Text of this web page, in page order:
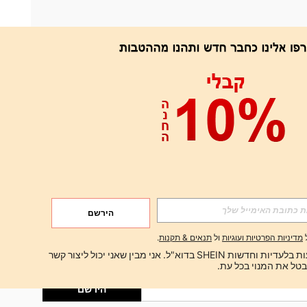
אפליקציה
הירשם
הירשם
הירשם
הירשם
מדיניות הפרטיות ועוגיות ול תנאים & תקנות.
ברצוני לקבל הצעות בלעדיות וחדשות SHEIN בדוא"ל. אני מבין שאני יכול ליצור קשר